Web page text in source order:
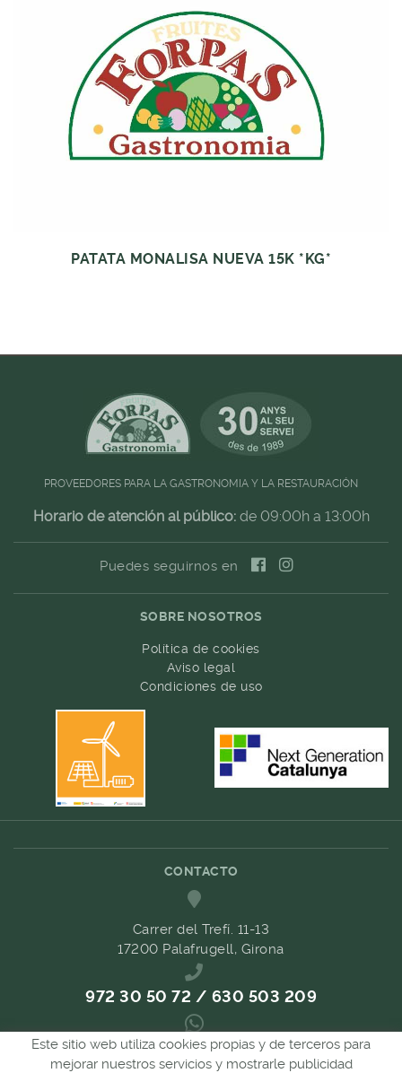
PATATA MONALISA NUEVA 15K *KG*
PROVEEDORES PARA LA GASTRONOMIA Y LA RESTAURACIÓN
Horario de atención al público:de 09:00h a 13:00h
Puedes seguirnos en
SOBRE NOSOTROS
Política de cookies
Aviso legal
Condiciones de uso
CONTACTO
Carrer del Trefí. 11-13
17200 Palafrugell, Girona
972 30 50 72 / 630 503 209
689 657 489
Este sitio web utiliza cookies propias y de terceros para
mejorar nuestros servicios y mostrarle publicidad